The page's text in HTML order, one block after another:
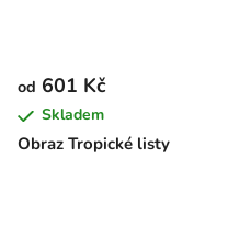
Obraz Tropické listy
od 601 Kč
Skladem